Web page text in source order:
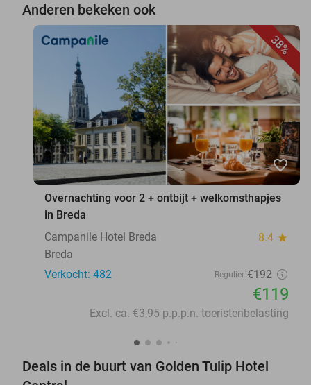
Anderen bekeken ook
38%
favorite_border
Overnachting voor 2 + ontbijt + welkomsthapjes
in Breda
Campanile Hotel Breda
8.4 star
Breda
Verkocht: 482
Regulier €192
€119
Excl. ca. €3,95 p.p.p.n. toeristenbelasting
Deals in de buurt van Golden Tulip Hotel